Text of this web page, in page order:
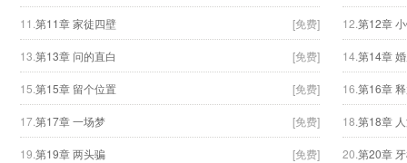
11. 第11章 家徒四壁 [免费] 12. 第12章
13. 第13章 问的直白 [免费] 14. 第14章
15. 第15章 留个位置 [免费] 16. 第16章
17.第17章 一场梦 [免费] 18. 第18章
19. 第19章 两头骗 [免费] 20. 第20章